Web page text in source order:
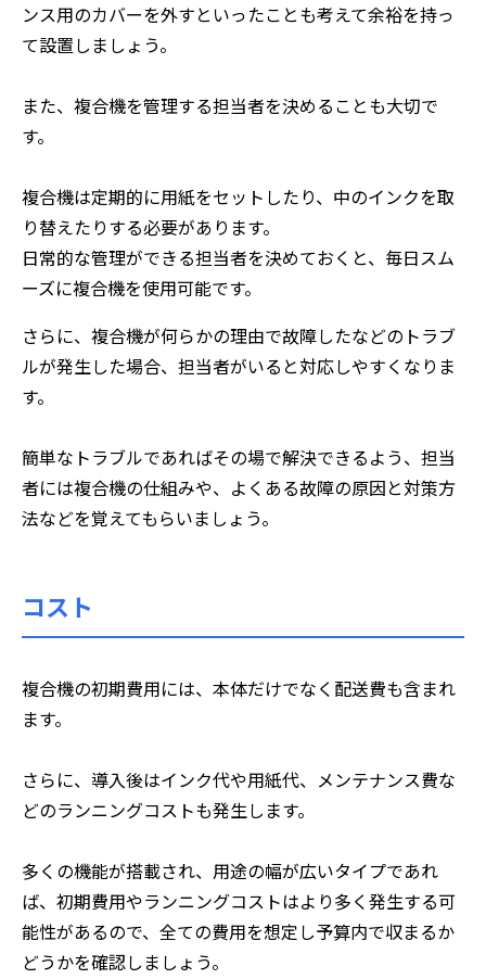
ンス用のカバーを外すといったことも考えて余裕を持っ
て設置しましょう。
また、複合機を管理する担当者を決めることも大切で
す。
複合機は定期的に用紙をセットしたり、中のインクを取
り替えたりする必要があります。
日常的な管理ができる担当者を決めておくと、毎日スム
ーズに複合機を使用可能です。
さらに、複合機が何らかの理由で故障したなどのトラブ
ルが発生した場合、担当者がいると対応しやすくなりま
す。
簡単なトラブルであればその場で解決できるよう、担当
者には複合機の仕組みや、よくある故障の原因と対策方
法などを覚えてもらいましょう。
コスト
複合機の初期費用には、本体だけでなく配送費も含まれ
ます。
さらに、導入後はインク代や用紙代、メンテナンス費な
どのランニングコストも発生します。
多くの機能が搭載され、用途の幅が広いタイプであれ
ば、初期費用やランニングコストはより多く発生する可
能性があるので、全ての費用を想定し予算内で収まるか
どうかを確認しましょう。